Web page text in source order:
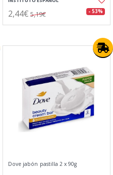
2,44€ 5,19€ - 53%
Dove jabón pastilla 2 x 90g